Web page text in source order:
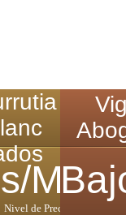
Nivel de Precios